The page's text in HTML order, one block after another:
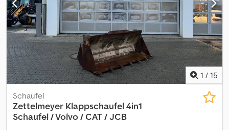
1 / 15
Schaufel
Zettelmeyer Klappschaufel 4in1
Schaufel / Volvo / CAT / JCB